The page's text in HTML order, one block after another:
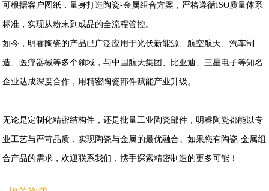
可根据客户图纸，量身打造陶瓷-金属组合方案，严格遵循ISO质量体系
标准，实现从粉末到成品的全流程管控。
如今，明睿陶瓷的产品已广泛应用于光伏新能源、航空航天、汽车制
造、医疗器械等多个领域，与中国航天集团、比亚迪、三星电子等知名
企业达成深度合作，用精密陶瓷部件赋能产业升级。
无论是定制化精密结构件，还是批量工业陶瓷部件，明睿陶瓷都能以专
业工艺与严苛品质，实现陶瓷与金属的最优融合。如果您有陶瓷-金属组
合产品的需求，欢迎联系我们，携手探索精密制造的更多可能！